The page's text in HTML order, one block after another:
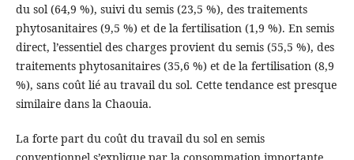
du sol (64,9 %), suivi du semis (23,5 %), des traitements
phytosanitaires (9,5 %) et de la fertilisation (1,9 %). En semis
direct, l’essentiel des charges provient du semis (55,5 %), des
traitements phytosanitaires (35,6 %) et de la fertilisation (8,9
%), sans coût lié au travail du sol. Cette tendance est presque
similaire dans la Chaouia.
La forte part du coût du travail du sol en semis